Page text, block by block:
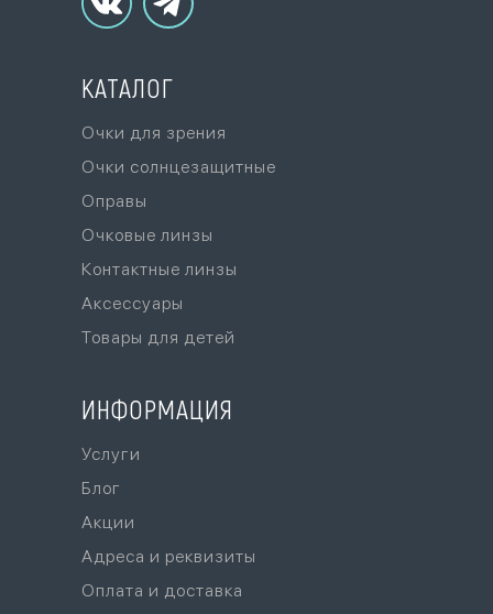
Очки для зрения
Очки солнцезащитные
Очковые линзы
Оправы
Контактные линзы
Аксессуары
Товары для детей
ИНФОРМАЦИЯ
Услуги
КАТАЛОГ
Адреса и реквизиты
Оплата и доставка
Блог
Акции